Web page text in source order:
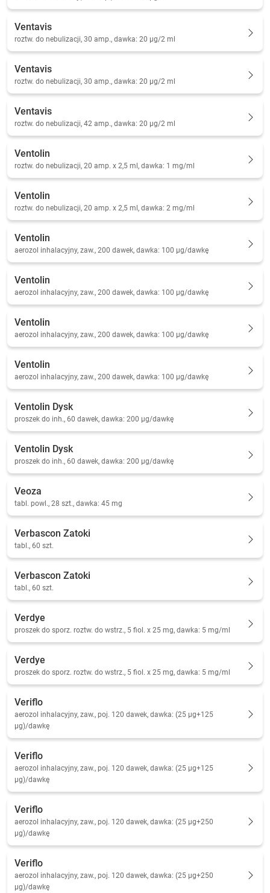
Ventavis
roztw. do nebulizacji, 30 amp., dawka: 20 µg/2 ml
Ventavis
roztw. do nebulizacji, 30 amp., dawka: 20 µg/2 ml
Ventavis
roztw. do nebulizacji, 42 amp., dawka: 20 µg/2 ml
Ventolin
roztw. do nebulizacji, 20 amp. x 2,5 ml, dawka: 1 mg/ml
Ventolin
roztw. do nebulizacji, 20 amp. x 2,5 ml, dawka: 2 mg/ml
Ventolin
aerozol inhalacyjny, zaw., 200 dawek, dawka: 100 µg/dawkę
Ventolin
aerozol inhalacyjny, zaw., 200 dawek, dawka: 100 µg/dawkę
Ventolin
aerozol inhalacyjny, zaw., 200 dawek, dawka: 100 µg/dawkę
Ventolin
aerozol inhalacyjny, zaw., 200 dawek, dawka: 100 µg/dawkę
Ventolin Dysk
proszek do inh., 60 dawek, dawka: 200 µg/dawkę
Ventolin Dysk
proszek do inh., 60 dawek, dawka: 200 µg/dawkę
Veoza
tabl. powl., 28 szt., dawka: 45 mg
Verbascon Zatoki
tabl., 60 szt.
Verbascon Zatoki
tabl., 60 szt.
Verdye
proszek do sporz. roztw. do wstrz., 5 fiol. x 25 mg, dawka: 5 mg/ml
Verdye
proszek do sporz. roztw. do wstrz., 5 fiol. x 25 mg, dawka: 5 mg/ml
Veriflo
aerozol inhalacyjny, zaw., poj. 120 dawek, dawka: (25 µg+125
µg)/dawkę
Veriflo
aerozol inhalacyjny, zaw., poj. 120 dawek, dawka: (25 µg+125
µg)/dawkę
Veriflo
aerozol inhalacyjny, zaw., poj. 120 dawek, dawka: (25 µg+250
µg)/dawkę
Veriflo
aerozol inhalacyjny, zaw., poj. 120 dawek, dawka: (25 µg+250
µg)/dawkę